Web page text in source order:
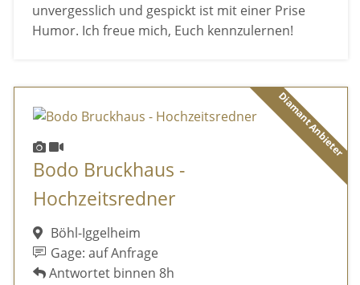
unvergesslich und gespickt ist mit einer Prise
Humor. Ich freue mich, Euch kennzulernen!
Diamant Anbieter
Bodo Bruckhaus -
Hochzeitsredner
Böhl-Iggelheim
Gage: auf Anfrage
Antwortet binnen 8h